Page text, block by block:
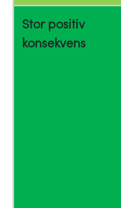
Stor positiv
konsekvens